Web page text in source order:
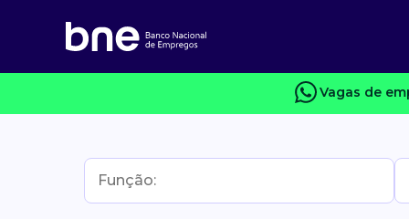
Vagas de